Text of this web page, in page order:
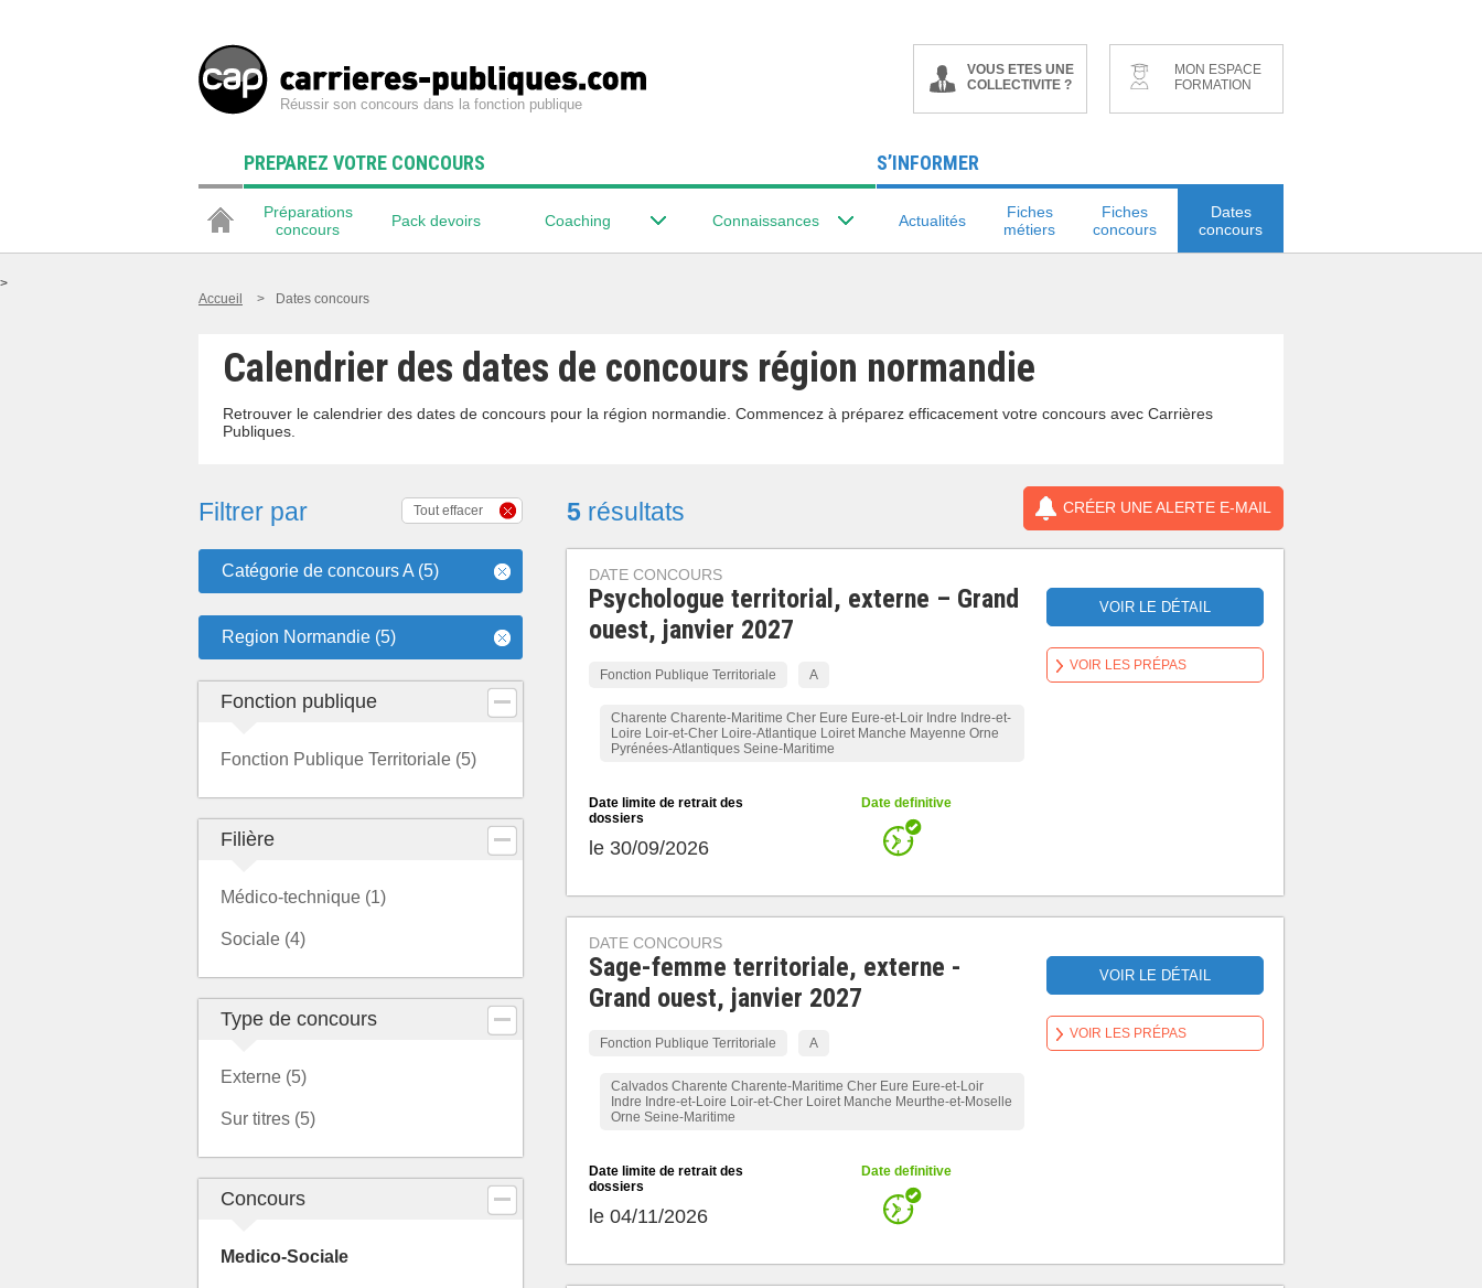
Réussir son concours dans la fonction publique
VOUS ETES UNE
COLLECTIVITE ?
MON ESPACE
FORMATION
PREPAREZ VOTRE CONCOURS
Préparations
concours
Pack devoirs Coaching Connaissances
S’INFORMER
Actualités
Fiches
métiers
Fiches
concours
Dates
concours
>
Accueil
> Dates concours
Calendrier des dates de concours région normandie
Retrouver le calendrier des dates de concours pour la région normandie. Commencez à préparez efficacement votre concours avec Carrières
Publiques.
Filtrer par Tout effacer
Catégorie de concours A (5)
Region Normandie (5)
Fonction publique
Fonction Publique Territoriale (5)
Filière
Médico-technique (1)
Sociale (4)
Type de concours
Externe (5)
Sur titres (5)
Concours
Medico-Sociale
5 résultats CRÉER UNE ALERTE E-MAIL
DATE CONCOURS
Psychologue territorial, externe – Grand
ouest, janvier 2027
Fonction Publique Territoriale A
Charente Charente-Maritime Cher Eure Eure-et-Loir Indre Indre-et-
Loire Loir-et-Cher Loire-Atlantique Loiret Manche Mayenne Orne
Pyrénées-Atlantiques Seine-Maritime
Date limite de retrait des
dossiers
le 30/09/2026
Date definitive
VOIR LE DÉTAIL
VOIR LES PRÉPAS
DATE CONCOURS
Sage-femme territoriale, externe -
Grand ouest, janvier 2027
Fonction Publique Territoriale A
Calvados Charente Charente-Maritime Cher Eure Eure-et-Loir
Indre Indre-et-Loire Loir-et-Cher Loiret Manche Meurthe-et-Moselle
Orne Seine-Maritime
Date limite de retrait des
dossiers
le 04/11/2026
Date definitive
VOIR LE DÉTAIL
VOIR LES PRÉPAS